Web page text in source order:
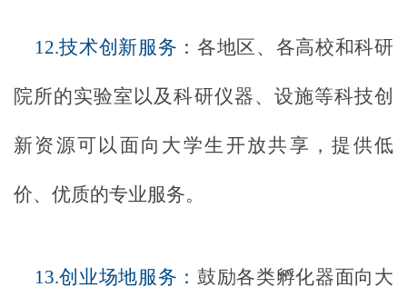
12.技术创新服务： 各地区、各高校和科研
院所的实验室以及科研仪器、设施等科技创
新资源可以面向大学生开放共享，提供低
价、优质的专业服务。
13.创业场地服务： 鼓励各类孵化器面向大